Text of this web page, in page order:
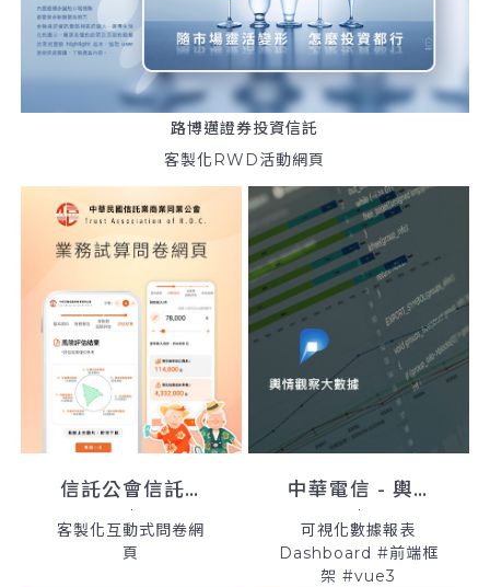
路博邁證券投資信託
客製化RWD活動網頁
信託公會信託業務試算網
客製化互動式問卷網
頁
中華電信 - 輿情系統平台
可視化數據報表
Dashboard #前端框
架 #vue3